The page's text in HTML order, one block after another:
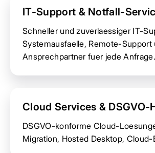
IT-Support & Notfall-
Schneller und zuverlaessiger IT-
Systemausfaelle, Remote-
Ansprechpartner fuer jede Anfrage.
Cloud Services & DSGVO-
DSGVO-konforme Cloud-
Migration, Hosted Desktop,